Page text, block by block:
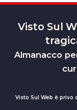
Visto Sul
Almanacco
Visto Sul Web è